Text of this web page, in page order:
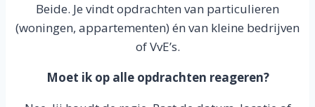
Beide. Je vindt opdrachten van particulieren
(woningen, appartementen) én van kleine bedrijven
of VvE’s.
Moet ik op alle opdrachten reageren?